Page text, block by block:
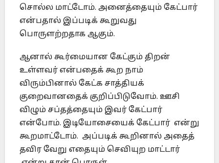
சொல்ல மாட்டோம். அனைத்தையும் கேட்பார்
என்பதால் இப்படிக் கூறுவது
பொருளற்றதாக ஆகும்.
ஆனால் கூர்மையான கேட்கும் திறன்
உள்ளவர் என்பதைக் கூற நாம்
விரும்பினால் கேட்க சாத்தியக்
குறைவானதைக் குறிப்பிடுவோம். ஊசி
விழும் சப்தத்தையும் இவர் கேட்பார்
என்போம். இடியோசையைக் கேட்பார் என்று
கூறமாட்டோம். அப்படிக் கூறினால் அதைத்
தவிர வேறு எதையும் செவியுற மாட்டார்